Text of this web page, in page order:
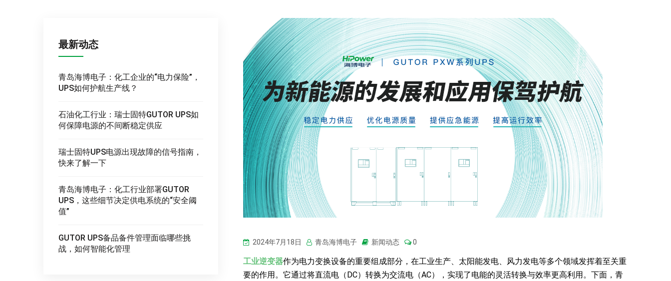
2024年7月18日 青岛海博电子 新闻动态 0
工业逆变器作为电力变换设备的重要组成部分，在工业生产、太阳能发电、风力发电等多个领域发挥着至关重
要的作用。它通过将直流电（DC）转换为交流电（AC），实现了电能的灵活转换与效率更高利用。下面，青
最新动态
青岛海博电子：化工企业的“电力保险”，
UPS如何护航生产线？
石油化工行业：瑞士固特GUTOR UPS如
何保障电源的不间断稳定供应
瑞士固特UPS电源出现故障的信号指南，
快来了解一下
青岛海博电子：化工行业部署GUTOR
UPS，这些细节决定供电系统的“安全阈
值”
GUTOR UPS备品备件管理面临哪些挑
战，如何智能化管理